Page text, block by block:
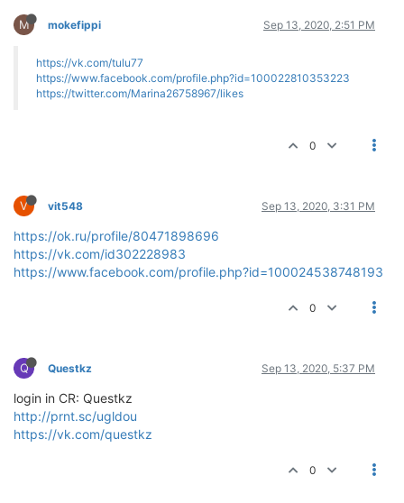
M mokefippi Sep 13, 2020, 2:51 PM
https://vk.com/tulu77
https://www.facebook.com/profile.php?id=100022810353223
https://twitter.com/Marina26758967/likes
0
V vit548 Sep 13, 2020, 3:31 PM
https://ok.ru/profile/80471898696
https://vk.com/id302228983
https://www.facebook.com/profile.php?id=100024538748193
0
Q Questkz Sep 13, 2020, 5:37 PM
login in CR: Questkz
http://prnt.sc/ugldou
https://vk.com/questkz
0